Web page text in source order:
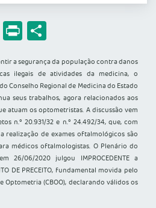
Email
Print
a segurança da população contra danos
ilegais de atividades da medicina, o
Conselho Regional de Medicina do Estado
seus trabalhos, agora relacionados aos
atuam os optometristas. A discussão vem
n.º 20.931/32 e n.º 24.492/34, que, com
realização de exames oftalmológicos são
médicos oftalmologistas. O Plenário do
26/06/2020 julgou IMPROCEDENTE a
DE PRECEITO, fundamental movida pelo
Optometria (CBOO), declarando válidos os